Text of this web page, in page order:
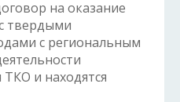
на оказание
твердыми
с региональным
и находятся